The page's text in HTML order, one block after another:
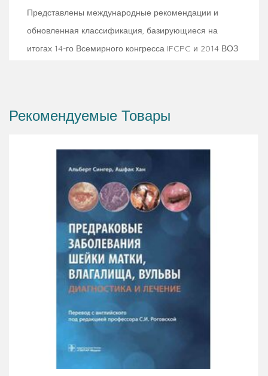
Представлены международные рекомендации и
обновленная классификация, базирующиеся на
итогах 14-го Всемирного конгресса IFCPC и 2014 ВОЗ
Книга предназначена для акушеров-гинекологов,
онкологов, патологов, ординаторов и врачей других
диагностикой и лечением рака шейки матки.
Compact, visually instructive, practice-oriented guide to
colposcopy - revised and updated editionLike the
successful first edition, the great strength of this
completely revised and updated second edition of
Burghardt's Primary Care Colposcopy is its oversized,
high-quality color colposcopic photographs. Novice and
experienced examining practitioners will appreciate the
utility of these diagnostic quality images in making
cervix as seen in colposcopy. All requisite information for
Рекомендуемые Товары